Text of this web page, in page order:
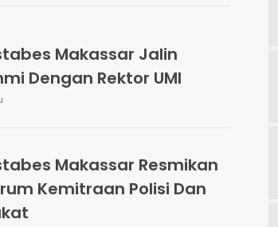
Makassar Jalin
Dengan Rektor UMI
Makassar Resmikan
Kemitraan Polisi Dan